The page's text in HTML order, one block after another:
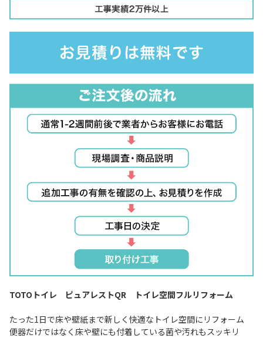
TOTOトイレ ピュアレストQR トイレ空間フルリフォーム
たった1日で床や壁紙まで新しく快適なトイレ空間にリフォーム
便器だけではなく床や壁にも付着している菌や汚れもスッキリ